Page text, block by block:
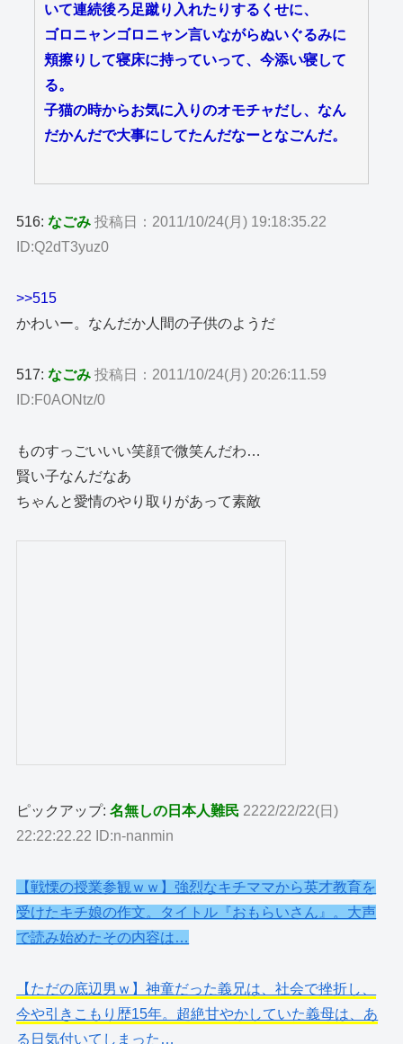
いて連続後ろ足蹴り入れたりするくせに、
ゴロニャンゴロニャン言いながらぬいぐるみに
頬擦りして寝床に持っていって、今添い寝して
る。
子猫の時からお気に入りのオモチャだし、なん
だかんだで大事にしてたんだなーとなごんだ。
516:なごみ 投稿日：2011/10/24(月) 19:18:35.22
ID:Q2dT3yuz0
>>515
かわいー。なんだか人間の子供のようだ
517:なごみ 投稿日：2011/10/24(月) 20:26:11.59
ID:F0AONtz/0
ものすっごいいい笑顔で微笑んだわ…
賢い子なんだなあ
ちゃんと愛情のやり取りがあって素敵
ピックアップ:名無しの日本人難民 2222/22/22(日)
22:22:22.22 ID:n-nanmin
【戦慄の授業参観ｗｗ】強烈なキチママから英才教育を
受けたキチ娘の作文。タイトル『おもらいさん』。大声
で読み始めたその内容は…
【ただの底辺男ｗ】神童だった義兄は、社会で挫折し、
今や引きこもり歴15年。超絶甘やかしていた義母は、あ
る日気付いてしまった…